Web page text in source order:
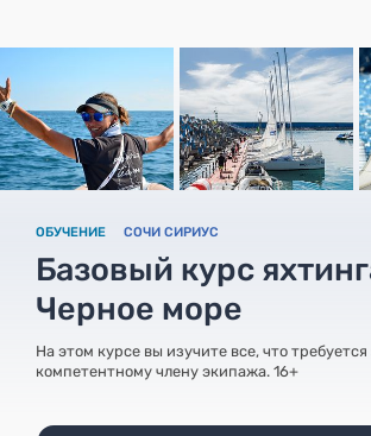
ОБУЧЕНИЕ СОЧИ СИРИУС
Базовый курс
Черное море
На этом курсе вы изучите все, что требуется
компетентному члену экипажа. 16+